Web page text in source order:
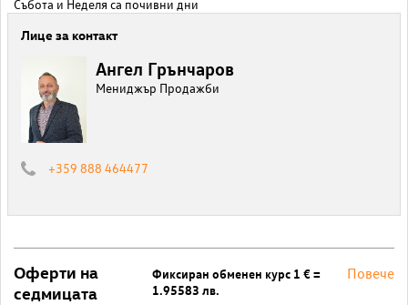
Събота и Неделя са почивни дни
Лице за контакт
Ангел Грънчаров
Мениджър Продажби
+359 888 464477
Оферти на
седмицата
Фиксиран обменен курс 1 € =
1.95583 лв.
Повече